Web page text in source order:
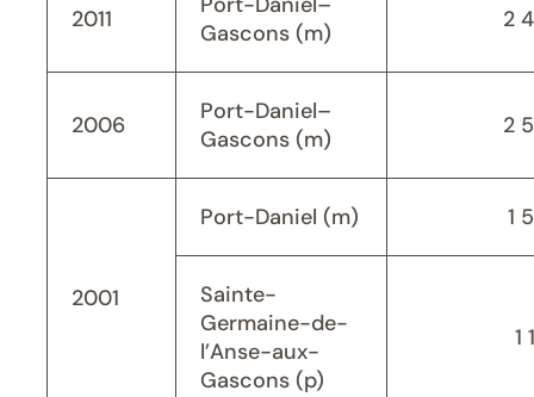
2011
Gascons (m)
2
2006
Port-Daniel–
Gascons (m)
2
2001
Port-Daniel (m) 1
Sainte-
Germaine-de-
l’Anse-aux-
Gascons (p)
1